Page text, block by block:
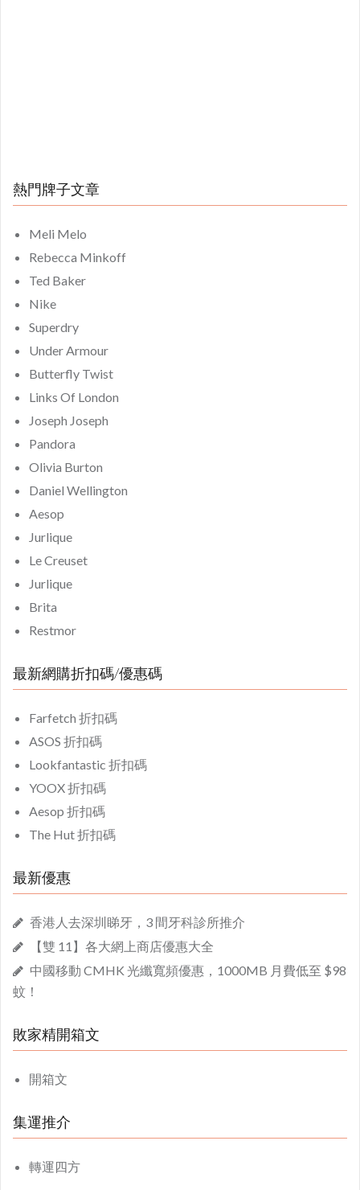
熱門牌子文章
Meli Melo
Rebecca Minkoff
Ted Baker
Nike
Superdry
Under Armour
Butterfly Twist
Links Of London
Joseph Joseph
Pandora
Olivia Burton
Daniel Wellington
Aesop
Jurlique
Le Creuset
Jurlique
Brita
Restmor
最新網購折扣碼/優惠碼
Farfetch 折扣碼
ASOS 折扣碼
Lookfantastic 折扣碼
YOOX 折扣碼
Aesop 折扣碼
The Hut 折扣碼
最新優惠
香港人去深圳睇牙，3 間牙科診所推介
【雙 11】各大網上商店優惠大全
中國移動 CMHK 光纖寬頻優惠，1000MB 月費低至 $98
蚊！
敗家精開箱文
開箱文
集運推介
轉運四方